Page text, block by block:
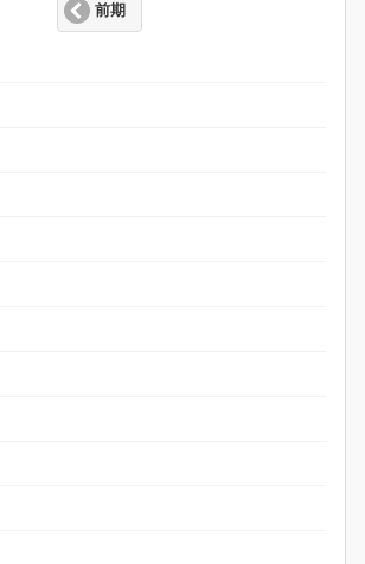
前期